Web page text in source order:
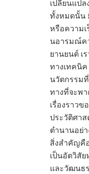
เปลี่ยนแป
ทั้งหมดนั้น
หรือความ
นอารมณ์ค
ยานยนต์ เ
ทางเทคนิค
นวัตกรรม
ทางที่จะพ
เรื่องราว
ประวัติศาส
ตำนานอย่
สิ่งสำคัญคื
เป็นอัตวิสั
และวัฒนธ